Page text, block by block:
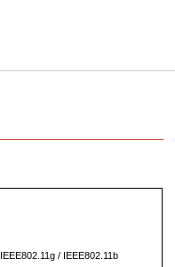
IEEE802.11g/ IEEE802.11b